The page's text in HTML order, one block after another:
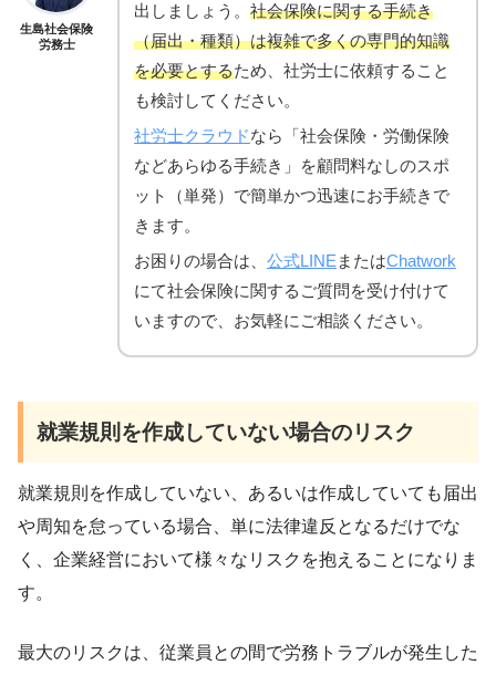
生島社会保険
労務士
出しましょう。 社会保険に関する手続き
（届出・種類）は複雑で多くの専門的知識
を必要とするため、社労士に依頼すること
も検討してください。
社労士クラウドなら「社会保険・労働保険
などあらゆる手続き」を顧問料なしのスポ
ット（単発）で簡単かつ迅速にお手続きで
きます。
お困りの場合は、 公式LINEまたはChatwork
にて社会保険に関するご質問を受け付けて
いますので、お気軽にご相談ください。
就業規則を作成していない場合のリスク
就業規則を作成していない、あるいは作成していても届出
や周知を怠っている場合、単に法律違反となるだけでな
く、企業経営において様々なリスクを抱えることになりま
す。
最大のリスクは、従業員との間で労務トラブルが発生した